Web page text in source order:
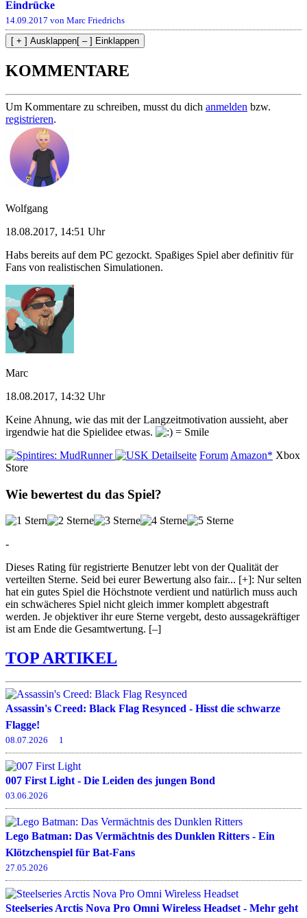
Eindrücke
14.09.2017 von Marc Friedrichs
[ + ] Ausklappen[ – ] Einklappen
KOMMENTARE
Um Kommentare zu schreiben, musst du dich anmelden bzw.
registrieren.
Wolfgang
18.08.2017, 14:51 Uhr
Habs bereits auf dem PC gezockt. Spaßiges Spiel aber definitiv für
Fans von realistischen Simulationen.
Marc
18.08.2017, 14:32 Uhr
Keine Ahnung, wie das mit der Langzeitmotivation aussieht, aber
irgendwie hat die Spielidee etwas.
Detailseite Forum Amazon* Xbox
Store
Wie bewertest du das Spiel?
-
Dieses Rating für registrierte Benutzer lebt von der Qualität der
verteilten Sterne. Seid bei eurer Bewertung also fair... [+]: Nur selten
hat ein gutes Spiel die Höchstnote verdient und natürlich muss auch
ein schwächeres Spiel nicht gleich immer komplett abgestraft
werden. Je objektiver ihr eure Sterne vergebt, desto aussagekräftiger
ist am Ende die Gesamtwertung. [–]
TOP ARTIKEL
Assassin's Creed: Black Flag Resynced - Hisst die schwarze
Flagge!
08.07.2026 1
007 First Light - Die Leiden des jungen Bond
03.06.2026
Lego Batman: Das Vermächtnis des Dunklen Ritters - Ein
Klötzchenspiel für Bat-Fans
27.05.2026
Steelseries Arctis Nova Pro Omni Wireless Headset - Mehr geht